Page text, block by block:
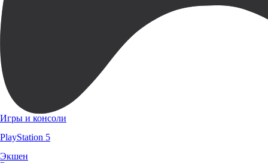
Игры и консоли
PlayStation 5
Экшен